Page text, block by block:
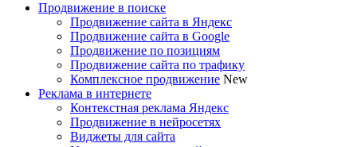
Продвижение в поиске
Продвижение сайта в Яндекс
Продвижение сайта в Google
Продвижение по позициям
Продвижение сайта по трафику
Комплексное продвижение New
Реклама в интернете
Контекстная реклама Яндекс
Продвижение в нейросетях
Виджеты для сайта